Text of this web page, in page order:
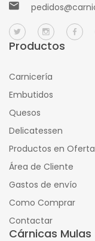
Productos
Carnicería
Embutidos
Quesos
Delicatessen
Productos en Oferta
Área de Cliente
Gastos de envío
Como Comprar
Contactar
Cárnicas Mulas